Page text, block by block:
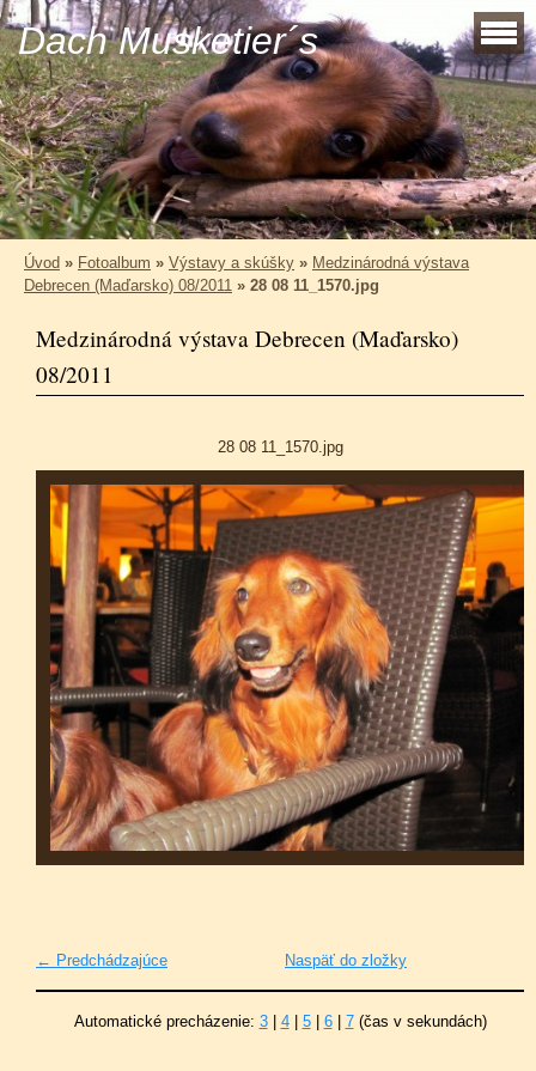
Dach Musketier´s
Úvod » Fotoalbum » Výstavy a skúšky » Medzinárodná výstava
Debrecen (Maďarsko) 08/2011 » 28 08 11_1570.jpg
Medzinárodná výstava Debrecen (Maďarsko)
08/2011
28 08 11_1570.jpg
← Predchádzajúce Naspäť do zložky
Automatické precházenie: 3| 4| 5| 6| 7(čas v sekundách)